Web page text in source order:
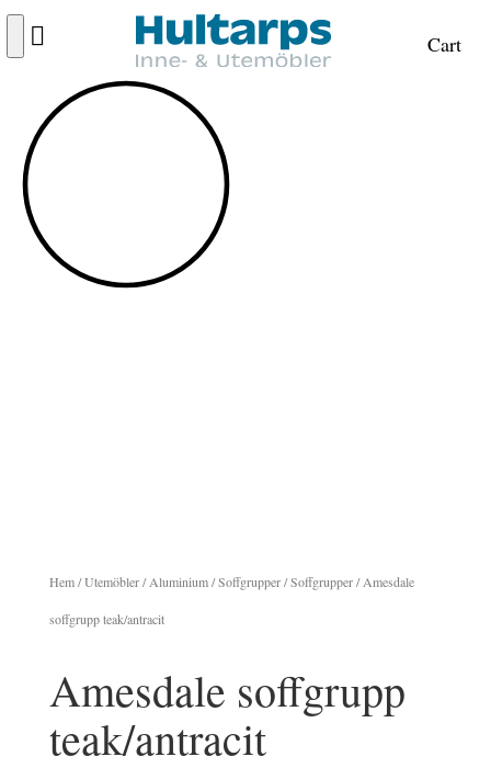
Cart
Hem/Utemöbler/Aluminium/Soffgrupper/Soffgrupper/ Amesdale
soffgrupp teak/antracit
Amesdale soffgrupp
teak/antracit